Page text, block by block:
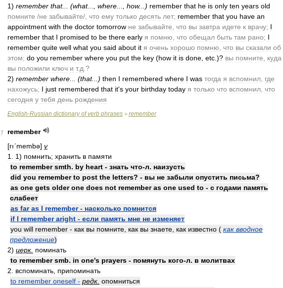
1) remember that... (what..., where how...) remember that he is only ten years old
помните /не забывайте/, что ему только десять лет; remember that you have an
appointment with the doctor tomorrow не забывайте что вы завтра идете к врачу; I
remember that I promised to be there early я помню что обещал быть там рано; I
remember quite well what you said about it я очень хорошо помню что вы сказали об
этом; do you remember where you put the key (how it is done etc .)? вы помните
куда
вы положили ключ и т.д .?
2) remember where (that...) then I remembered where I was тогда я вспомнил где
нахожусь; I just remembered that it's your birthday today я только что вспомнил что
сегодня у тебя день рождения
English-Russian dictionary of verb phrases > remember
7
remember
[rıʹmembə] v
1
1) помнить; хранить в памяти
to remember smth. by heart - знать что-л. наизусть
did you remember to post the letters? - вы не забыли опустить письма?
as one gets older one does not remember as one used to - с годами память
слабеет
as far as I remember- насколько помнится
if I remember aright - если память мне не изменяет
you will remember - как вы помните как вы знаете как известно ( как вводное
предложение)
2) церк поминать
to remember smb. in one's prayers - помянуть кого-л. в молитвах
2
вспоминать припоминать
to remember oneself - редк опомниться